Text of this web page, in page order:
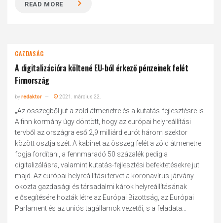
READ MORE
GAZDASÁG
A digitali­zációra költené EU-ból érkező pénzeinek felét
Finnország
byredaktor 2021. március 22.
„Az összegből jut a zöld átmenetre és a kutatás-fejlesztésre is.
A finn kormány úgy döntött, hogy az európai helyreállítási
tervből az országra eső 2,9 milliárd eurót három szektor
között osztja szét. A kabinet az összeg felét a zöld átmenetre
fogja fordítani, a fennmaradó 50 százalék pedig a
digitalizálásra, valamint kutatás-fejlesztési befektetésekre jut
majd. Az európai helyreállítási tervet a koronavírus-járvány
okozta gazdasági és társadalmi károk helyreállításának
elősegítésére hozták létre az Európai Bizottság, az Európai
Parlament és az uniós tagállamok vezetői, s a feladata...